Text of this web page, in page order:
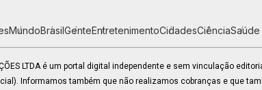
MundoBrasilGenteEntretenimentoCidadesCiênciaSaúde
LTDA é um portal digital independente e sem vinculação
Informamos também que não realizamos cobranças e que